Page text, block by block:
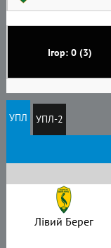
Ігор: 0 (3)
УПЛ УПЛ-2
Лівий Берег